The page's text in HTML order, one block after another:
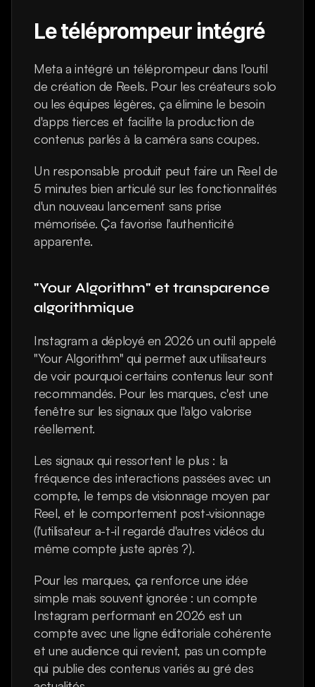
Le téléprompeur intégré
Meta a intégré un téléprompeur dans l'outil
de création de Reels. Pour les créateurs solo
ou les équipes légères, ça élimine le besoin
d'apps tierces et facilite la production de
contenus parlés à la caméra sans coupes.
Un responsable produit peut faire un Reel de
5 minutes bien articulé sur les fonctionnalités
d'un nouveau lancement sans prise
mémorisée. Ça favorise l'authenticité
apparente.
"Your Algorithm" et transparence
algorithmique
Instagram a déployé en 2026 un outil appelé
"Your Algorithm" qui permet aux utilisateurs
de voir pourquoi certains contenus leur sont
recommandés. Pour les marques, c'est une
fenêtre sur les signaux que l'algo valorise
réellement.
Les signaux qui ressortent le plus : la
fréquence des interactions passées avec un
compte, le temps de visionnage moyen par
Reel, et le comportement post-visionnage
(l'utilisateur a-t-il regardé d'autres vidéos du
même compte juste après ?).
Pour les marques, ça renforce une idée
simple mais souvent ignorée : un compte
Instagram performant en 2026 est un
compte avec une ligne éditoriale cohérente
et une audience qui revient, pas un compte
qui publie des contenus variés au gré des